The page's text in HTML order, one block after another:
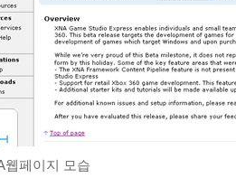
웹페이지 모습